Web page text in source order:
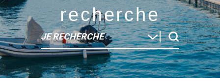
recherche
JE RECHERCHE
Type de bien